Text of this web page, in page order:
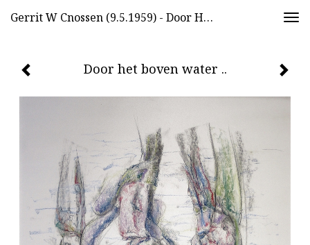
Gerrit W Cnossen (9.5.1959) - Door Het Boven Water ..
Door het boven water ..